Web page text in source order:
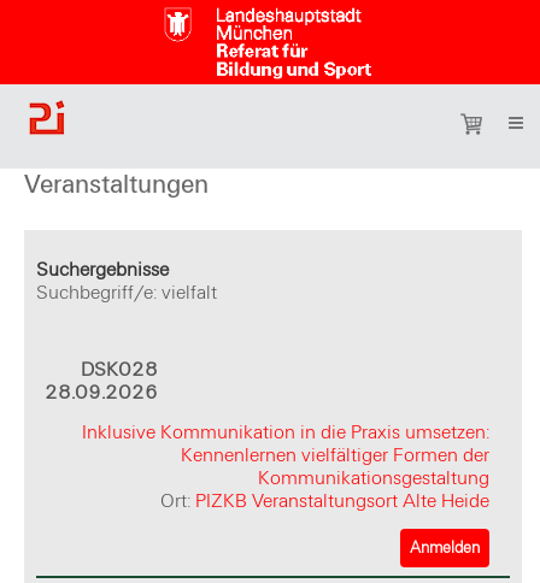
Veranstaltungen
Suchergebnisse
Suchbegriff/e: vielfalt
DSK028
28.09.2026
Inklusive Kommunikation in die Praxis umsetzen:
Kennenlernen vielfältiger Formen der
Kommunikationsgestaltung
Ort: PIZKB Veranstaltungsort Alte Heide
Anmelden